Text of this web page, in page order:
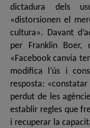
dictadura dels
«distorsionen el
cultura». Davant
per Franklin Boer,
«Facebook canvia
modifica l’ús i
resposta:
perdut de les
establir regles que
i recuperar la